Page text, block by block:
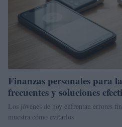
Finanzas personales para
frecuentes y soluciones
Los jóvenes de hoy enfrentan errores
muestra cómo evitarlos